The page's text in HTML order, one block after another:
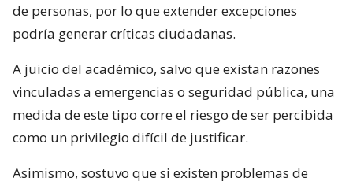
de personas, por lo que extender excepciones
podría generar críticas ciudadanas.
A juicio del académico, salvo que existan razones
vinculadas a emergencias o seguridad pública, una
medida de este tipo corre el riesgo de ser percibida
como un privilegio difícil de justificar.
Asimismo, sostuvo que si existen problemas de